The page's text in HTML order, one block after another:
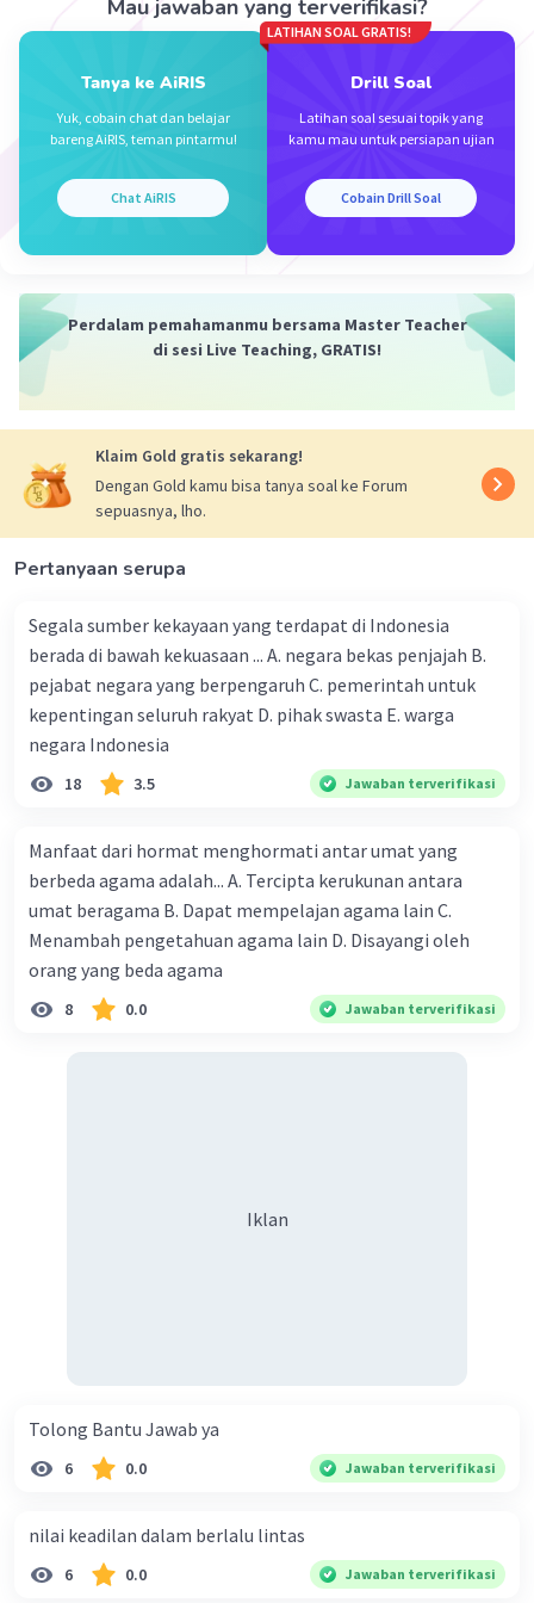
Mau jawaban yang terverifikasi?
Tanya ke AiRIS
Yuk, cobain chat dan belajar
bareng AiRIS, teman pintarmu!
Chat AiRIS
LATIHAN SOAL GRATIS!
Drill Soal
Latihan soal sesuai topik yang
kamu mau untuk persiapan ujian
Cobain Drill Soal
Perdalam pemahamanmu bersama Master Teacher
di sesi Live Teaching, GRATIS!
Klaim Gold gratis sekarang!
Dengan Gold kamu bisa tanya soal ke Forum
sepuasnya, lho.
Pertanyaan serupa
Segala sumber kekayaan yang terdapat di Indonesia
berada di bawah kekuasaan ... A. negara bekas penjajah B.
pejabat negara yang berpengaruh C. pemerintah untuk
kepentingan seluruh rakyat D. pihak swasta E. warga
negara Indonesia
18 3.5 Jawaban terverifikasi
Manfaat dari hormat menghormati antar umat yang
berbeda agama adalah... A. Tercipta kerukunan antara
umat beragama B. Dapat mempelajan agama lain C.
Menambah pengetahuan agama lain D. Disayangi oleh
orang yang beda agama
8 0.0 Jawaban terverifikasi
Iklan
Tolong Bantu Jawab ya
6 0.0 Jawaban terverifikasi
nilai keadilan dalam berlalu lintas
6 0.0 Jawaban terverifikasi